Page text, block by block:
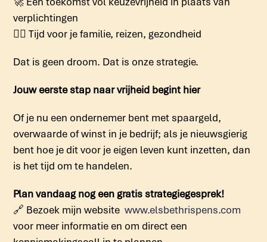
verplichtingen
🧘‍♀️ Tijd voor je familie, reizen, gezondheid
Dat is geen droom. Dat is onze strategie.
Jouw eerste stap naar vrijheid begint hier
Of je nu een ondernemer bent met spaargeld,
overwaarde of winst in je bedrijf; als je nieuwsgierig
bent hoe je dit voor je eigen leven kunt inzetten, dan
is het tijd om te handelen.
Plan vandaag nog een gratis strategiegesprek!
🔗 Bezoek mijn website www.elsbethrispens.com
voor meer informatie en om direct een